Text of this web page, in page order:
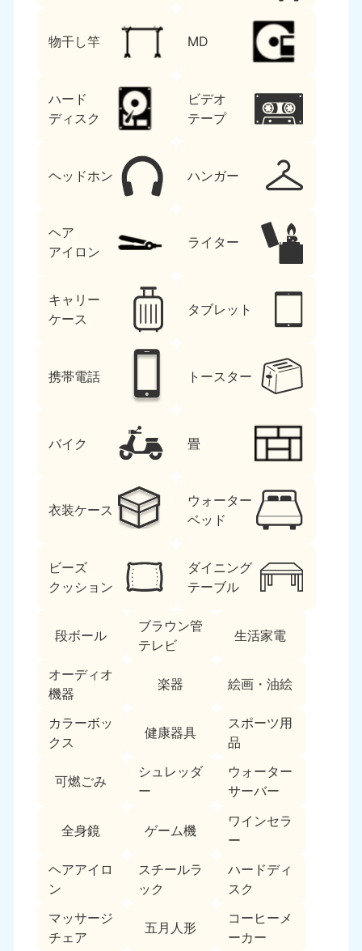
物干し竿 MD
ハード
ディスク
ビデオ
テープ
ヘッドホン ハンガー
ヘア
アイロン
ライター
キャリー
ケース
タブレット
携帯電話 トースター
バイク 畳
衣装ケース
ウォーター
ベッド
ビーズ
クッション
ダイニング
テーブル
段ボール
ブラウン管
テレビ
生活家電
オーディオ
機器
楽器 絵画・油絵
カラーボッ
クス
健康器具
スポーツ用
品
可燃ごみ
シュレッダ
ー
ウォーター
サーバー
全身鏡 ゲーム機
ワインセラ
ー
ヘアアイロ
ン
スチールラ
ック
ハードディ
スク
マッサージ
チェア
五月人形
コーヒーメ
ーカー
北海道・東北
050-1881-5277
9:00〜19:00 年中無休
050-1881-5276
9:00〜19:00 年中無休
岩手県
9:00〜19:00 年中無休 9:00〜19:00 年中無休
050-1881-5273
9:00〜19:00 年中無休
050-1881-5272
9:00〜19:00 年中無休